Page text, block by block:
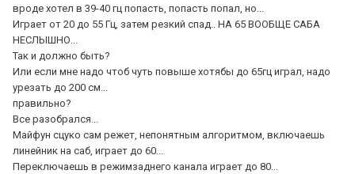
вроде хотел в 39-40 гц попасть, попасть попал, но...
Играет от 20 до 55 Гц, затем резкий спад.. НА 65 ВООБЩЕ САБА
НЕСЛЫШНО...
Так и должно быть?
Или если мне надо чтоб чуть повыше хотябы до 65гц играл, надо
урезать до 200 см...
правильно?
Все разобрался...
Майфун сцуко сам режет, непонятным алгоритмом, включаешь
линейник на саб, играет до 60...
Переключаешь в режимзаднего канала играет до 80...